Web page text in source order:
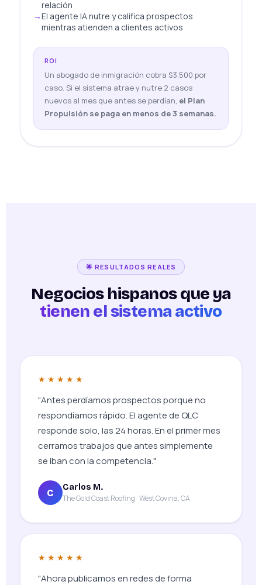
relación
El agente IA nutre y califica prospectos
mientras atienden a clientes activos
ROI
Un abogado de inmigración cobra $3,500 por
caso. Si el sistema atrae y nutre 2 casos
nuevos al mes que antes se perdían, el Plan
Propulsión se paga en menos de 3 semanas.
🌟 RESULTADOS REALES
Negocios hispanos que ya
tienen el sistema activo
★★★★★
"Antes perdíamos prospectos porque no
respondíamos rápido. El agente de QLC
responde solo, las 24 horas. En el primer mes
cerramos trabajos que antes simplemente
se iban con la competencia."
C
Carlos M.
The Gold Coast Roofing · West Covina, CA
★★★★★
"Ahora publicamos en redes de forma